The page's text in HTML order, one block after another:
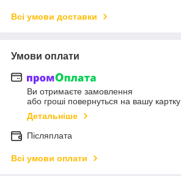
Всі умови доставки
Умови оплати
Ви отримаєте замовлення
або гроші повернуться на вашу картку
Детальніше
Післяплата
Всі умови оплати